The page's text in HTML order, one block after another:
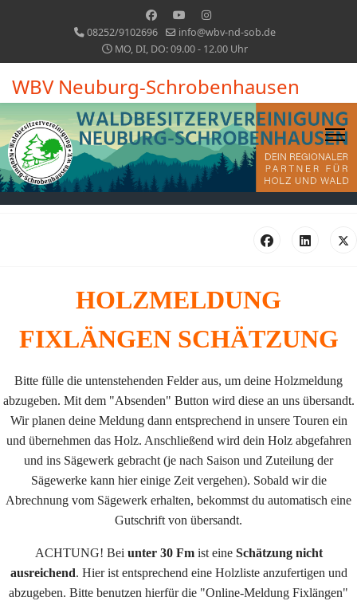
08252/9102696
info@wbv-nd-sob.de
MO, DI, DO: 09.00 - 12.00 Uhr
WBV Neuburg-Schrobenhausen
HOLZMELDUNG
FIXLÄNGEN SCHÄTZUNG
Bitte fülle die untenstehenden Felder aus, um deine Holzmeldung
abzugeben. Mit dem "Absenden" Button wird diese an uns übersandt.
Wir planen deine Meldung dann entsprechend in unsere Touren ein
und übernehmen das Holz. Anschließend wird dein Holz abgefahren
und ins Sägewerk gebracht (je nach Saison und Zuteilung der
Sägewerke kann hier einige Zeit vergehen). Sobald wir die
Abrechnung vom Sägewerk erhalten, bekommst du automatisch eine
Gutschrift von übersandt.
ACHTUNG! Bei unter 30 Fmist eine Schätzung nicht
ausreichend. Hier ist entsprechend eine Holzliste anzufertigen und
abzugeben. Bitte benutzen hierfür die "Online-Meldung Fixlängen"